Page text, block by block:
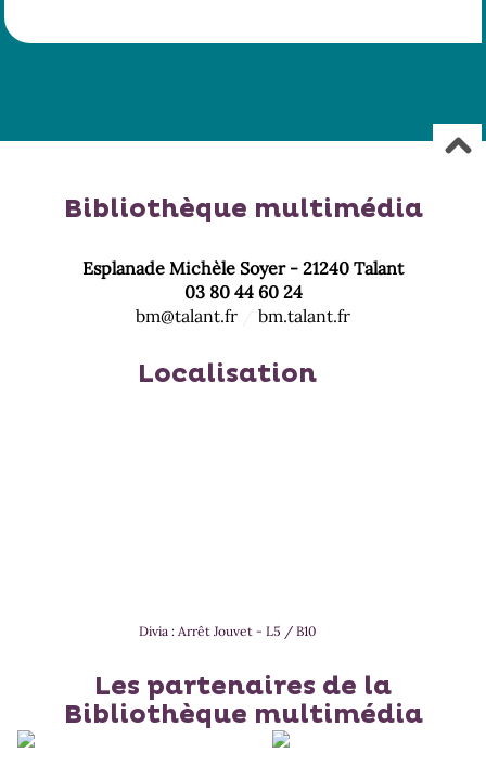
Bibliothèque multimédia
Esplanade Michèle Soyer - 21240 Talant
03 80 44 60 24
bm@talant.fr
bm.talant.fr
Localisation
Divia : Arrêt Jouvet - L5 / B10
Les partenaires de la
Bibliothèque multimédia